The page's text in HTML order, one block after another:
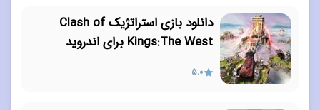
دانلود بازی استراتژیک Clash of
Kings:The West برای اندروید
5.0